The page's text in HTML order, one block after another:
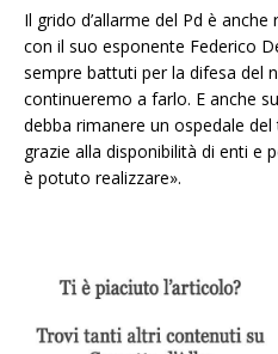
Il grido d’allarme del Pd è
con il suo esponente Federico
sempre battuti per la difesa del
continueremo a farlo. E anche
debba rimanere un ospedale
grazie alla disponibilità di enti e
è potuto realizzare».